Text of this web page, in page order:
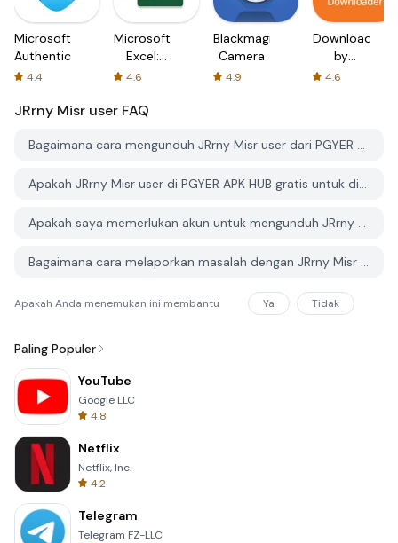
Microsoft
Authenticator
4.4
Microsoft
Excel:
Spreadsheets
4.6
Blackmagic
Camera
4.9
Downloader
by
AFTVnews
4.6
JRrny Misr user FAQ
Bagaimana cara mengunduh JRrny Misr user dari PGYER APK HUB?
Apakah JRrny Misr user di PGYER APK HUB gratis untuk diunduh?
Apakah saya memerlukan akun untuk mengunduh JRrny Misr user dari PGYER APK HUB?
Bagaimana cara melaporkan masalah dengan JRrny Misr user di PGYER APK HUB?
Apakah Anda menemukan ini membantu Ya Tidak
Paling Populer
YouTube
Google LLC
4.8
Netflix
Netflix, Inc.
4.2
Telegram
Telegram FZ-LLC